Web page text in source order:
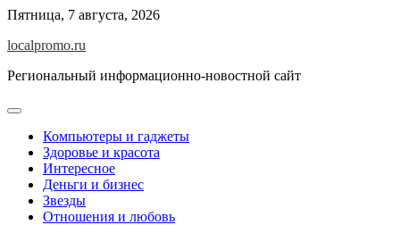
Перейти
содержимому
Пятница, 7 августа, 2026
localpromo.ru
Региональный информационно-новостной сайт
Компьютеры и гаджеты
Здоровье и красота
Интересное
Деньги и бизнес
Звезды
Отношения и любовь